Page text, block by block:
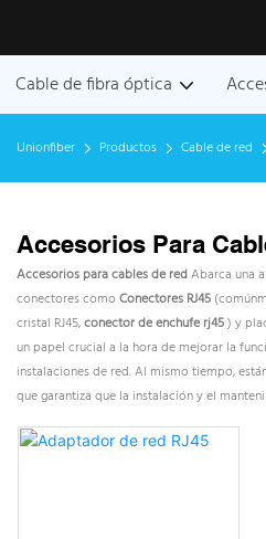
Cable de fibra óptica
Unionfiber Productos Cable de red
Accesorios Para
Accesorios para cables de redAbarca una
conectores como Conectores RJ45
cristal RJ45,conector de enchufe rj45) y
un papel crucial a la hora de mejorar la
instalaciones de red. Al mismo tiempo,
que garantiza que la instalación y el